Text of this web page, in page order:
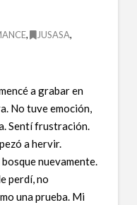
, JUSASA,
a grabar en
No tuve emoción,
Sentí frustración.
a hervir.
nuevamente.
perdí, no
una prueba. Mi